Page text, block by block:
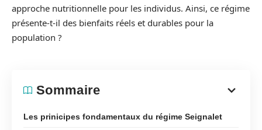
approche nutritionnelle pour les individus. Ainsi, ce régime
présente-t-il des bienfaits réels et durables pour la
population ?
Sommaire
Les prinicipes fondamentaux du régime Seignalet